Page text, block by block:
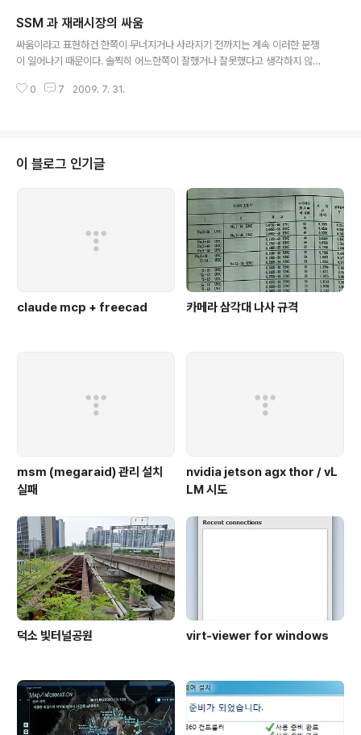
SSM 과 재래시장의 싸움
싸움이라고 표현하건 한쪽이 무너지거나 사라지기 전까지는 계속 이러한 분쟁
이 일어나기 때문이다. 솔찍히 어느한쪽이 잘했거나 잘못했다고 생각하지 않는
에 있어서도 약자라는 이유로 손을 놓고 있었고, 실질적인 재래시장 살리기 방
점(어쩌면 장보러 가는데 차 끌고 가는것도 문제지만) 결제가 항상 현금으로 소
액으로 나간다는 점 간혹 바가지가 있다는 점 그에 비해서 SSM은 정찰제에, 주
0 7 2009. 7. 31.
이 블로그 인기글
claude mcp + freecad 카메라 삼각대 나사 규격
msm (megaraid) 관리 설치
실패
nvidia jetson agx thor / vL
LM 시도
덕소 빛터널공원 virt-viewer for windows